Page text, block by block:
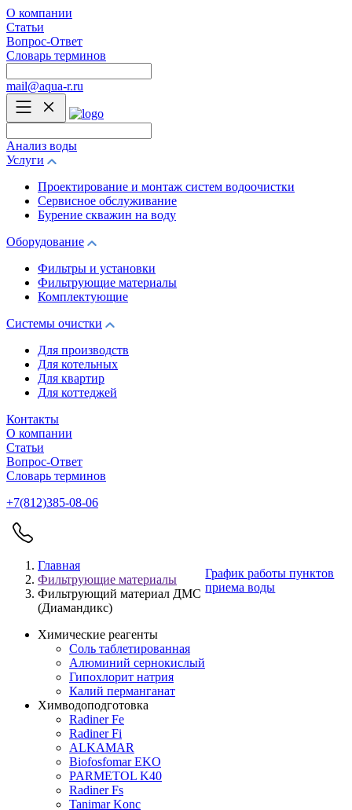
О компании
Статьи
Вопрос-Ответ
Словарь терминов
mail@aqua-r.ru
Анализ воды
Услуги
Проектирование и монтаж систем водоочистки
Сервисное обслуживание
Бурение скважин на воду
Оборудование
Фильтры и установки
Фильтрующие материалы
Комплектующие
Системы очистки
Для производств
Для котельных
Для квартир
Для коттеджей
Контакты
О компании
Статьи
Вопрос-Ответ
Словарь терминов
+7(812)385-08-06
Главная
Фильтрующие материалы
Фильтрующий материал ДМС
(Диамандикс)
График работы пунктов
приема воды
Химические реагенты
Соль таблетированная
Алюминий сернокислый
Гипохлорит натрия
Калий перманганат
Химводоподготовка
Radiner Fe
Radiner Fi
ALKAMAR
Biofosfomar EKO
PARMETOL K40
Radiner Fs
Tanimar Konc